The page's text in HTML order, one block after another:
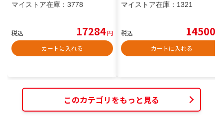
マイストア在庫： 3778
税込 17284円
カートに入れる
マイストア在庫： 1321
税込 14500
カートに入れる
このカテゴリをもっと見る